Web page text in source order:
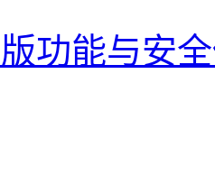
功能与安